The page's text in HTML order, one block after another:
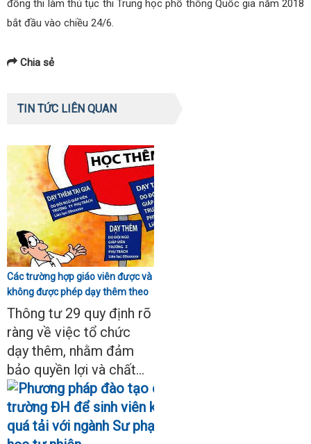
đồng thi làm thủ tục thi Trung học phổ thông Quốc gia năm 2018
bắt đầu vào chiều 24/6.
Chia sẻ
TIN TỨC LIÊN QUAN
Các trường hợp giáo viên được và
không được phép dạy thêm theo
Thông tư 29
Thông tư 29 quy định rõ
ràng về việc tổ chức
dạy thêm, nhằm đảm
bảo quyền lợi và chất...